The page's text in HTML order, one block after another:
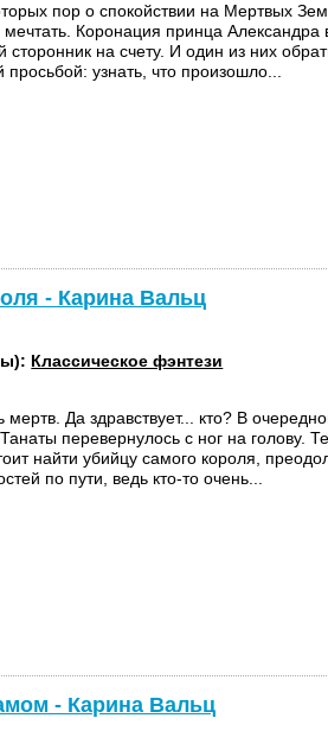
пор о спокойствии на Мертвых
мечтать. Коронация принца Александра
сторонник на счету. И один из них
просьбой: узнать, что произошло...
- Карина Вальц
Классическое фэнтези
мертв. Да здравствует... кто? В
перевернулось с ног на голову.
найти убийцу самого короля,
по пути, ведь кто-то очень...
- Карина Вальц